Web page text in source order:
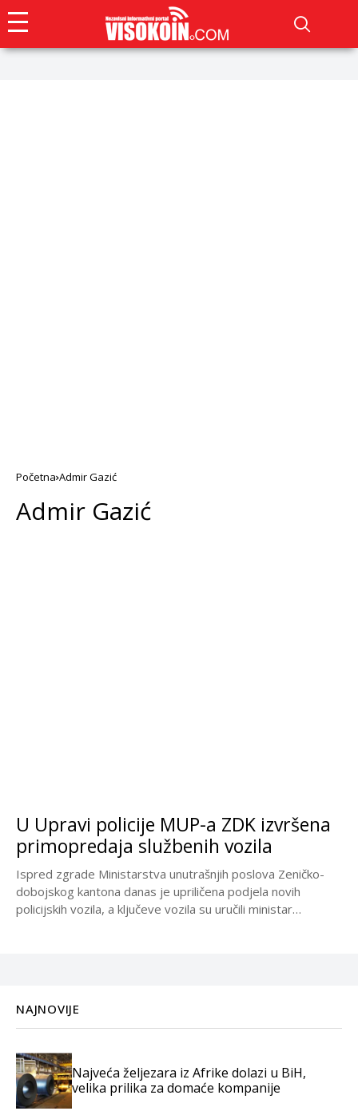
Početna Admir Gazić
Admir Gazić
U Upravi policije MUP-a ZDK izvršena
primopredaja službenih vozila
Ispred zgrade Ministarstva unutrašnjih poslova Zeničko-
dobojskog kantona danas je upriličena podjela novih
policijskih vozila, a ključeve vozila su uručili ministar
NAJNOVIJE
Najveća željezara iz Afrike dolazi u BiH,
velika prilika za domaće kompanije